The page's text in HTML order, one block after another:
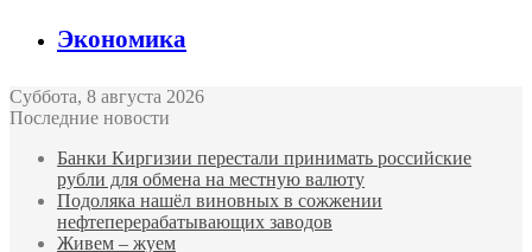
Экономика
Суббота, 8 августа 2026
Последние новости
Банки Киргизии перестали принимать российские
рубли для обмена на местную валюту
Подоляка нашёл виновных в сожжении
нефтеперерабатывающих заводов
Живем – жуем